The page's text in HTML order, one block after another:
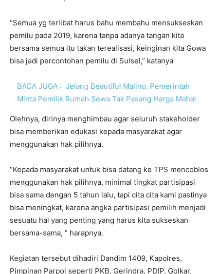
“Semua yg terlibat harus bahu membahu mensukseskan
pemilu pada 2019, karena tanpa adanya tangan kita
bersama semua itu takan terealisasi, keinginan kita Gowa
bisa jadi percontohan pemilu di Sulsel,” katanya
BACA JUGA : Jelang Beautiful Malino, Pemerintah
Minta Pemilik Rumah Sewa Tak Pasang Harga Mahal
Olehnya, dirinya menghimbau agar seluruh stakeholder
bisa memberikan edukasi kepada masyarakat agar
menggunakan hak pilihnya.
“Kepada masyarakat untuk bisa datang ke TPS mencoblos
menggunakan hak pilihnya, minimal tingkat partisipasi
bisa sama dengan 5 tahun lalu, tapi cita cita kami pastinya
bisa meningkat, karena angka partisipasi pemilih menjadi
sesuatu hal yang penting yang harus kita sukseskan
bersama-sama, ” harapnya.
Kegiatan tersebut dihadiri Dandim 1409, Kapolres,
Pimpinan Parpol seperti PKB, Gerindra, PDIP, Golkar,